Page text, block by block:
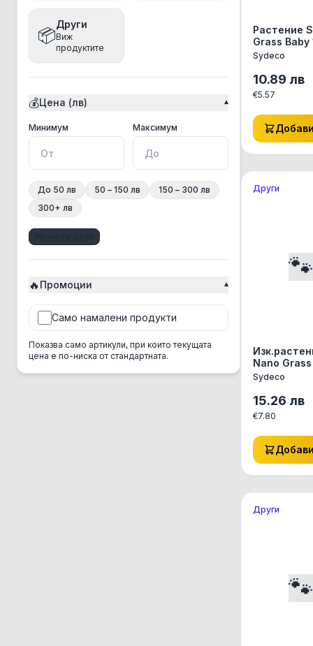
Bea
Best Clean
BonaCibo
BRAAAF
Bravery
Brit
Chicopee
Chris Christensen
Churu Rolls
CosyFlock
Croci
CSI Floor&Surface
CSI Urine
Danube
📦
Други
Виж
продуктите
💰Цена (лв) ▾
Минимум Минимална ценаМаксимум
До 50 лв 50 – 150 лв
150 – 300 лв
300+ лв
🔥 Промоции ▾
Само намалени продукти
Показва само артикули, при които текущата
цена е по-ниска от стандартната.
Растение
Grass Baby
от Sydeco,
Sydeco
10.89 лв
€5.57
Добави
Други
🐾
Nano
8см -
Sydeco
15.26 лв
€7.80
Добави
Други
🐾